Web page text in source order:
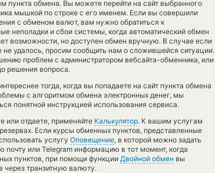
пункта обмена. Вы можете перейти на сайт выбранного
мышкой по строке с его именем. Если вы совершили
с обменом валют, вам нужно обратиться к
неполадки и сбои системы, когда автоматический обмен
возможности, но доступен обмен вручную. В случае если
удалось, просим сообщить нам о сложившейся ситуации.
проблем с администратором вебсайта-обменника, или
решения вопроса.
тогда, когда вы попадаете на сайт пункта обмена
с алгоритмом обмена электронных денег, мы
понятной инструкцией использования сервиса.
или отдаете, применяйте Калькулятор. К вашим услугам
Если курсы обменных пунктов, представленные
услугу Оповещение, в которой можно задать
или Telegram информацию в тот момент, когда
пунктов, при помощи функции Двойной обмен вы
через транзитную валюту.